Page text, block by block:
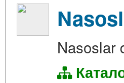
Nasoslar